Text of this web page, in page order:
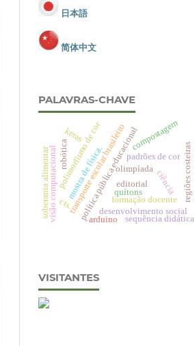
日本語
简体中文
PALAVRAS-CHAVE
editorial
olimpíada
política pública educacional
transporte escolar brasileiropadrões de cor
polimorfismo de cor
quítons regiões costeiras
robótica
visão computacional
keras
desenvolvimento social
mostra de física. formação docente
sequência didática
cts.
compostagem
ciência
soberania alimentar
arduino
VISITANTES